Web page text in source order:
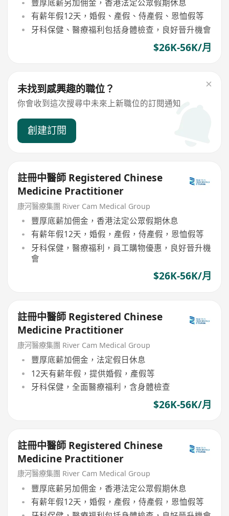
豐厚底薪另加佣金，香港法定公眾假期休息
有薪年假12天，婚假、產假、侍產假、恩恤假等
牙科保健、醫療福利包括身體檢查，良好晉升機會
$26K-56K/月
未找到感興趣的職位？
你會收到這次搜尋中未來上新職位的訂閱通知
創建訂閱
註冊中醫師 Registered Chinese
Medicine Practitioner
康河醫療集團 River Cam Medical Group
豐厚底薪加佣金，香港法定公眾假期休息
有薪年假12天，婚假，產假，侍產假，恩恤假等
牙科保健，醫療福利，員工購物優惠，良好晉升機
會
$26K-56K/月
註冊中醫師 Registered Chinese
Medicine Practitioner
康河醫療集團 River Cam Medical Group
豐厚底薪加佣金，法定假日休息
12天有薪年假，提供婚假，產假等
牙科保健，全面醫療福利，含身體檢查
$26K-56K/月
註冊中醫師 Registered Chinese
Medicine Practitioner
康河醫療集團 River Cam Medical Group
豐厚底薪另加佣金，香港法定公眾假期休息
有薪年假12天，婚假，產假，侍產假，恩恤假等